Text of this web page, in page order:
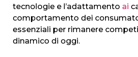
tecnologie e l’adattamento ai
comportamento dei
essenziali per rimanere
dinamico di oggi.